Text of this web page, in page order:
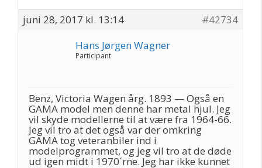
juni 28, 2017 kl. 13:14
#42734
Hans Jørgen Wagner
Participant
Benz, Victoria Wagen årg. 1893 — Også en
GAMA model men denne har metal hjul. Jeg
vil skyde modellerne til at være fra 1964-66.
Jeg vil tro at det også var der omkring
GAMA tog veteranbiler ind i
modelprogrammet, og jeg vil tro at de døde
ud igen midt i 1970´rne. Jeg har ikke kunnet